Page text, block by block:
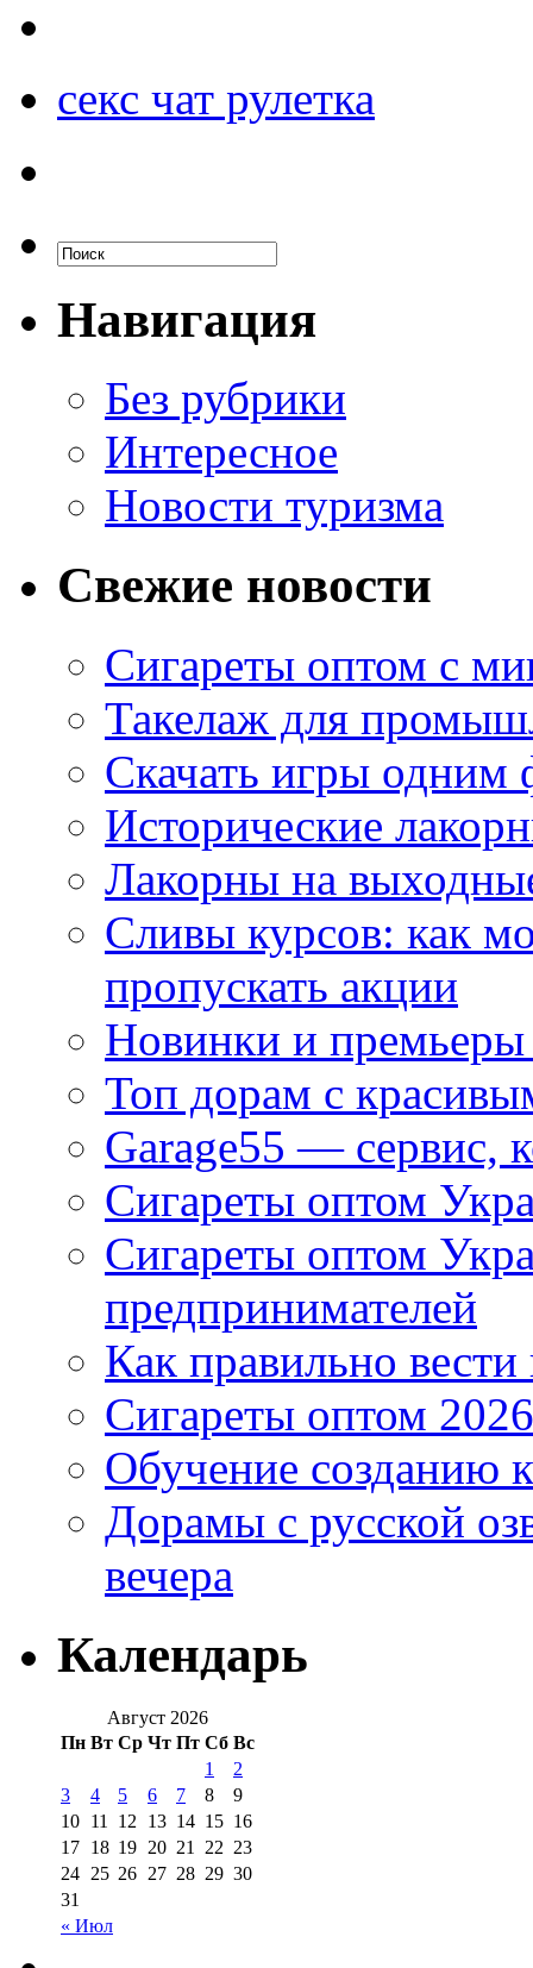
секс чат рулетка
Навигация
Без рубрики
Интересное
Новости туризма
Свежие новости
Сигареты оптом с
Такелаж для
Скачать игры одним
Исторические
Лакорны на
Сливы курсов: как
пропускать акции
Новинки и
Топ дорам с
Garage55 — сервис,
Сигареты оптом
Сигареты оптом
предпринимателей
Как правильно
Сигареты оптом
Обучение созданию
Дорамы с русской
вечера
Календарь
Август 2026
Пн Вт Ср Чт Пт Сб Вс
« Июл
1
2
3
4 5 6 7 8
9
10 11 12 13 14 15 16
17 18 19 20 21 22 23
24 25 26 27 28 29 30
31